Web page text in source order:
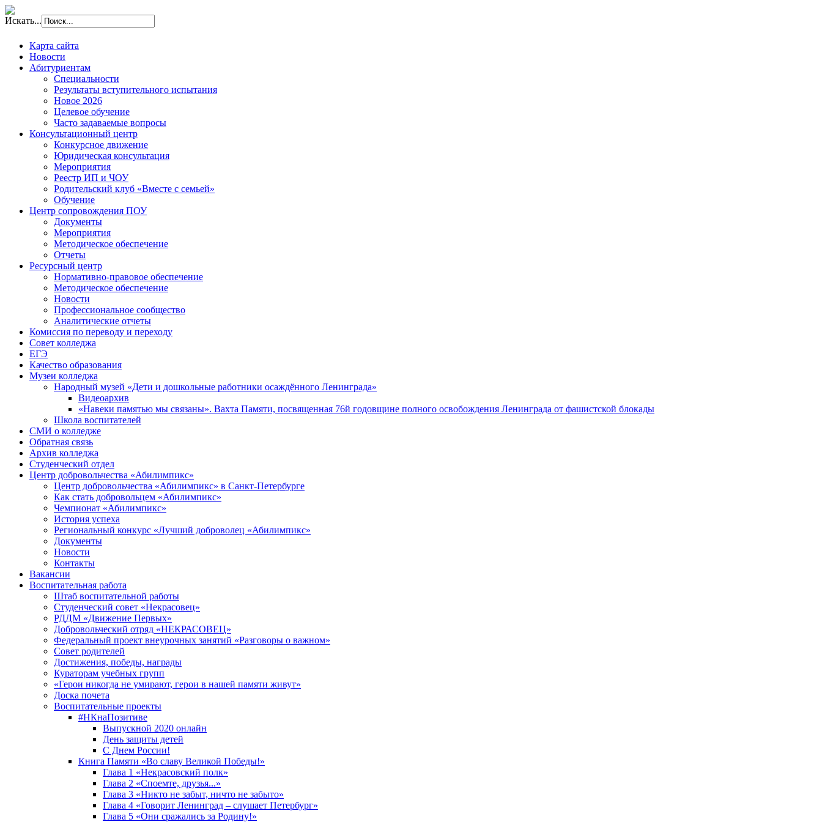
Искать...
Карта сайта
Новости
Абитуриентам
Специальности
Результаты вступительного испытания
Новое 2026
Целевое обучение
Часто задаваемые вопросы
Консультационный центр
Конкурсное движение
Юридическая консультация
Мероприятия
Реестр ИП и ЧОУ
Родительский клуб «Вместе с семьей»
Обучение
Центр сопровождения ПОУ
Документы
Мероприятия
Методическое обеспечение
Отчеты
Ресурсный центр
Нормативно-правовое обеспечение
Методическое обеспечение
Новости
Профессиональное сообщество
Аналитические отчеты
Комиссия по переводу и переходу
Совет колледжа
ЕГЭ
Качество образования
Музеи колледжа
Народный музей «Дети и дошкольные работники осаждённого Ленинграда»
Видеоархив
«Навеки памятью мы связаны». Вахта Памяти, посвященная 76й годовщине полного освобождения Ленинграда от фашистской блокады
Школа воспитателей
СМИ о колледже
Обратная связь
Архив колледжа
Студенческий отдел
Центр добровольчества «Абилимпикс»
Центр добровольчества «Абилимпикс» в Санкт-Петербурге
Как стать добровольцем «Абилимпикс»
Чемпионат «Абилимпикс»
История успеха
Региональный конкурс «Лучший доброволец «Абилимпикс»
Документы
Новости
Контакты
Вакансии
Воспитательная работа
Штаб воспитательной работы
Студенческий совет «Некрасовец»
РДДМ «Движение Первых»
Добровольческий отряд «НЕКРАСОВЕЦ»
Федеральный проект внеурочных занятий «Разговоры о важном»
Совет родителей
Достижения, победы, награды
Кураторам учебных групп
«Герои никогда не умирают, герои в нашей памяти живут»
Доска почета
Воспитательные проекты
#НКнаПозитиве
Выпускной 2020 онлайн
День защиты детей
С Днем России!
Книга Памяти «Во славу Великой Победы!»
Глава 1 «Некрасовский полк»
Глава 2 «Споемте, друзья...»
Глава 3 «Никто не забыт, ничто не забыто»
Глава 4 «Говорит Ленинград – слушает Петербург»
Глава 5 «Они сражались за Родину!»